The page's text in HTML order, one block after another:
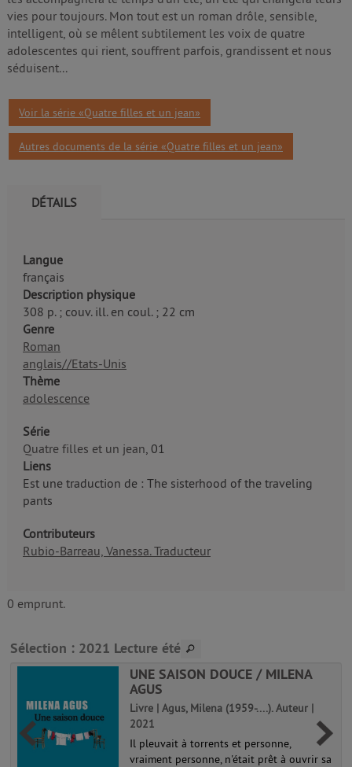
vies pour toujours. Mon tout est un roman drôle, sensible,
intelligent, où se mêlent subtilement les voix de quatre
adolescentes qui rient, souffrent parfois, grandissent et nous
séduisent...
Voir la série «Quatre filles et un jean»
Autres documents de la série «Quatre filles et un jean»
DÉTAILS
Langue
français
Description physique
308 p. ; couv. ill. en coul. ; 22 cm
Genre
Roman
anglais//Etats-Unis
Thème
adolescence
Série
Quatre filles et un jean, 01
Liens
Est une traduction de : The sisterhood of the traveling
pants
Contributeurs
Rubio-Barreau, Vanessa. Traducteur
0 emprunt.
Sélection : 2021 Lecture été
UNE SAISON DOUCE / MILENA
AGUS
Livre | Agus, Milena (1959-....). Auteur |
2021
Il pleuvait à torrents et personne,
vraiment personne, n'était prêt à ouvrir sa